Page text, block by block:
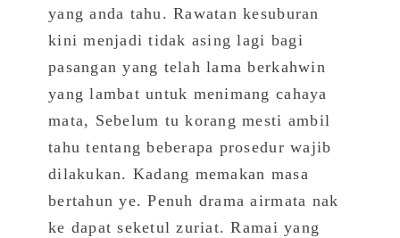
yang anda tahu. Rawatan kesuburan
kini menjadi tidak asing lagi bagi
pasangan yang telah lama berkahwin
yang lambat untuk menimang cahaya
mata, Sebelum tu korang mesti ambil
tahu tentang beberapa prosedur wajib
dilakukan. Kadang memakan masa
bertahun ye. Penuh drama airmata nak
ke dapat seketul zuriat. Ramai yang